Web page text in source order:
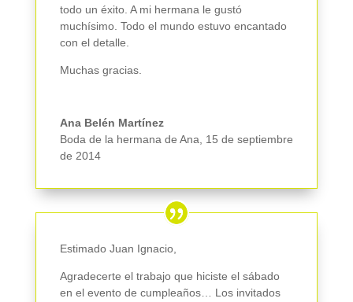
todo un éxito. A mi hermana le gustó
muchísimo. Todo el mundo estuvo encantado
con el detalle.
Muchas gracias.
Ana Belén Martínez
Boda de la hermana de Ana
15 de septiembre
de 2014
Estimado Juan Ignacio,
Agradecerte el trabajo que hiciste el sábado
en el evento de cumpleaños… Los invitados